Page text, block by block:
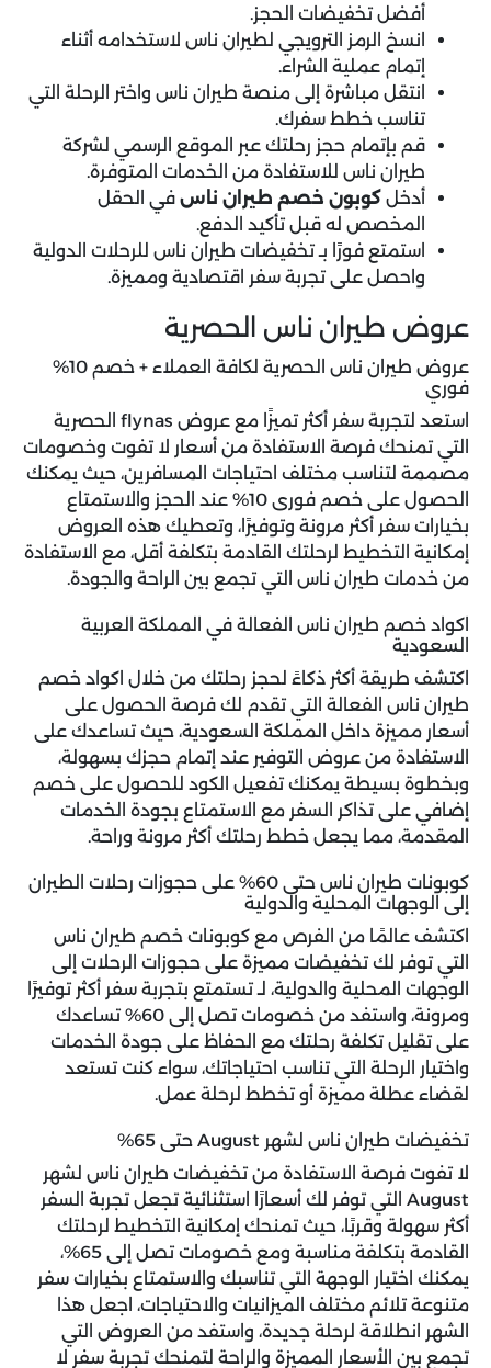
أفضل تخفيضات الحجز.
انسخ الرمز الترويجي لطيران ناس لاستخدامه أثناء
إتمام عملية الشراء.
انتقل مباشرة إلى منصة طيران ناس واختر الرحلة التي
تناسب خطط سفرك.
قم بإتمام حجز رحلتك عبر الموقع الرسمي لشركة
طيران ناس للاستفادة من الخدمات المتوفرة.
أدخل كوبون خصم طيران ناس في الحقل
المخصص له قبل تأكيد الدفع.
استمتع فورًا بـ تخفيضات طيران ناس للرحلات الدولية
واحصل على تجربة سفر اقتصادية ومميزة.
عروض طيران ناس الحصرية
عروض طيران ناس الحصرية لكافة العملاء + خصم 10%
فوري
استعد لتجربة سفر أكثر تميزًا مع عروض flynas
الحصرية
التي تمنحك فرصة الاستفادة من أسعار لا تفوت وخصومات
مصممة لتناسب مختلف احتياجات المسافرين، حيث يمكنك
الحصول على خصم فورى 10% عند الحجز والاستمتاع
بخيارات سفر أكثر مرونة وتوفيرًا، وتعطيك هذه العروض
إمكانية التخطيط لرحلتك القادمة بتكلفة أقل، مع الاستفادة
من خدمات طيران ناس التي تجمع بين الراحة والجودة.
اكواد خصم طيران ناس الفعالة في المملكة العربية
السعودية
اكتشف طريقة أكثر ذكاءً لحجز رحلتك من خلال اكواد خصم
طيران ناس الفعالة التي تقدم لك فرصة الحصول على
أسعار مميزة داخل المملكة السعودية، حيث تساعدك على
الاستفادة من عروض التوفير عند إتمام حجزك بسهولة،
وبخطوة بسيطة يمكنك تفعيل الكود للحصول على خصم
إضافي على تذاكر السفر مع الاستمتاع بجودة الخدمات
المقدمة، مما يجعل خطط رحلتك أكثر مرونة وراحة.
كوبونات طيران ناس حتى 60% على حجوزات رحلات الطيران
إلى الوجهات المحلية والدولية
اكتشف عالمًا من الفرص مع كوبونات خصم طيران ناس
التي توفر لك تخفيضات مميزة على حجوزات الرحلات إلى
الوجهات المحلية والدولية، لـ تستمتع بتجربة سفر أكثر توفيرًا
ومرونة، واستفد من خصومات تصل إلى 60% تساعدك
على تقليل تكلفة رحلتك مع الحفاظ على جودة الخدمات
واختيار الرحلة التي تناسب احتياجاتك، سواء كنت تستعد
لقضاء عطلة مميزة أو تخطط لرحلة عمل.
تخفيضات طيران ناس لشهر August حتى 65%
لا تفوت فرصة الاستفادة من تخفيضات طيران ناس لشهر
August التي توفر لك أسعارًا استثنائية تجعل تجربة السفر
أكثر سهولة وقربًا، حيث تمنحك إمكانية التخطيط لرحلتك
القادمة بتكلفة مناسبة ومع خصومات تصل إلى 65%،
يمكنك اختيار الوجهة التي تناسبك والاستمتاع بخيارات سفر
متنوعة تلائم مختلف الميزانيات والاحتياجات، اجعل هذا
الشهر انطلاقة لرحلة جديدة، واستفد من العروض التي
تجمع بين الأسعار المميزة والراحة لتمنحك تجربة سفر لا